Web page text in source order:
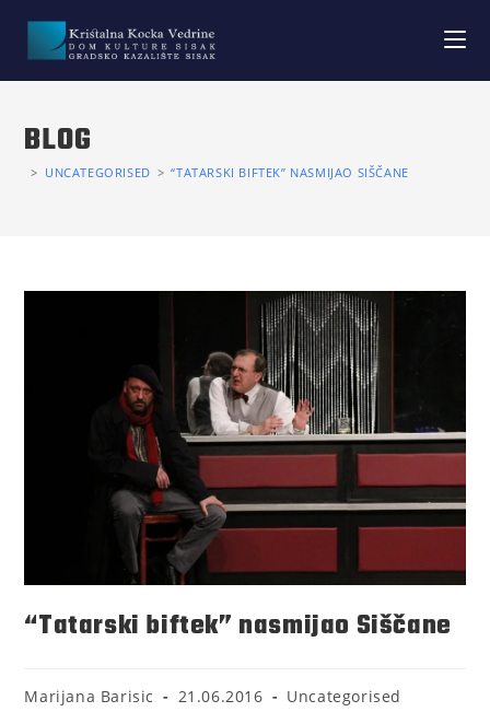
BLOG
> UNCATEGORISED > “TATARSKI BIFTEK” NASMIJAO SIŠČANE
“Tatarski biftek” nasmijao Siščane
Marijana Barisic 21.06.2016 Uncategorised